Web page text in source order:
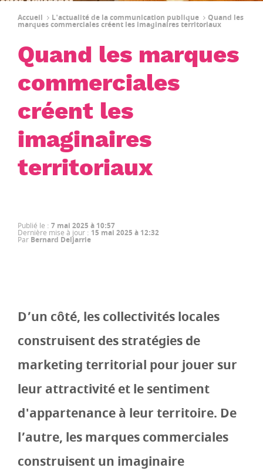
Accueil L'actualité de la communication publique Quand les
marques commerciales créent les imaginaires territoriaux
Quand les marques
commerciales
créent les
imaginaires
territoriaux
Publié le : 7 mai 2025 à 10:57
Dernière mise à jour : 15 mai 2025 à 12:32
Par Bernard Deljarrie
D’un côté, les collectivités locales
construisent des stratégies de
marketing territorial pour jouer sur
leur attractivité et le sentiment
d'appartenance à leur territoire. De
l’autre, les marques commerciales
construisent un imaginaire